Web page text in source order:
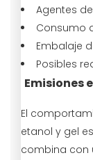
Agentes
Consumo
Embalaje
Posibles
Emisiones
El
etanol y gel
combina con